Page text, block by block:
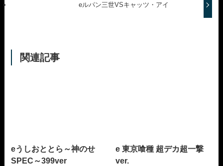
eルパン三世VSキャッツ・アイ
関連記事
eうしおととら～神のせ
SPEC～399ver
e 東京喰種 超デカ超一撃
ver.